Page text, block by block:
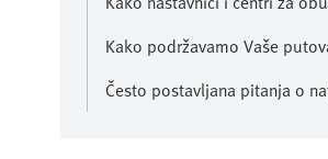
Kako podržavamo Vaše
Često postavljana pitanja o